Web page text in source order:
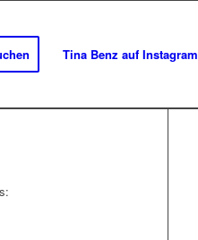
Tina Benz auf Instagram